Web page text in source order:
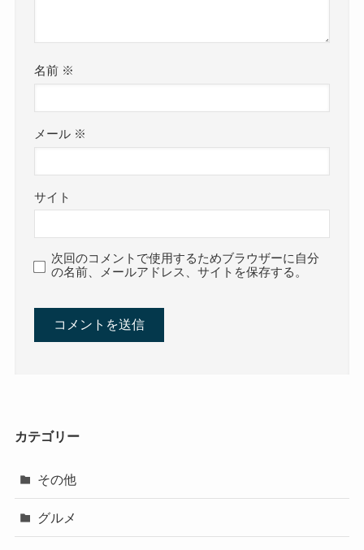
名前 ※
メール ※
サイト
次回のコメントで使用するためブラウザーに自分
の名前、メールアドレス、サイトを保存する。
カテゴリー
その他
グルメ